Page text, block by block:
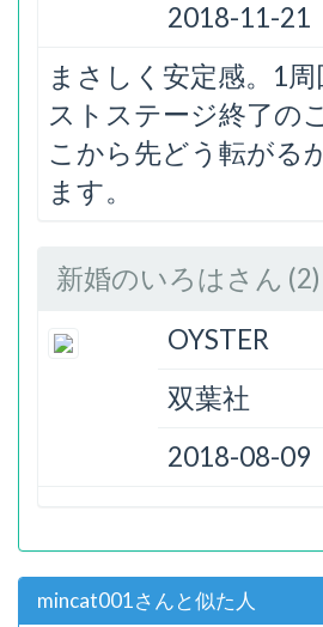
2018-11-21
まさしく安定感。1
ストステージ終了の
こから先どう転がる
ます。
新婚のいろはさん (2)
OYSTER
双葉社
2018-08-09
mincat001さんと似た人